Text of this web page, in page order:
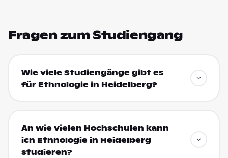
Fragen zum Studiengang
Wie viele Studiengänge gibt es
für Ethnologie in Heidelberg?
An wie vielen Hochschulen kann
ich Ethnologie in Heidelberg
studieren?